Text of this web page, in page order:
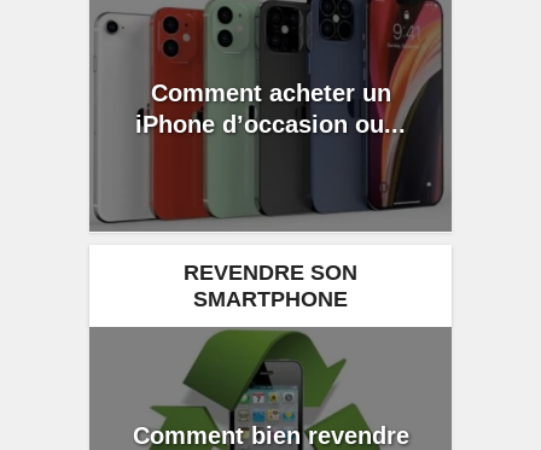
Comment acheter un
iPhone d’occasion ou...
REVENDRE SON
SMARTPHONE
Comment bien revendre